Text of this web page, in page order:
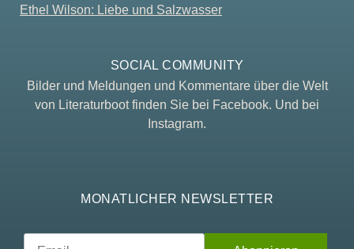
Ethel Wilson: Liebe und Salzwasser
SOCIAL COMMUNITY
Bilder und Meldungen und Kommentare über die Welt
von Literaturboot finden Sie bei Facebook. Und bei
Instagram.
MONATLICHER NEWSLETTER